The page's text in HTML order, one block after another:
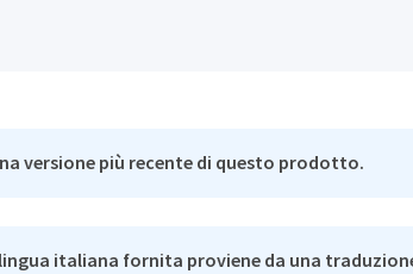
versione più recente di questo prodotto.
italiana fornita proviene da una